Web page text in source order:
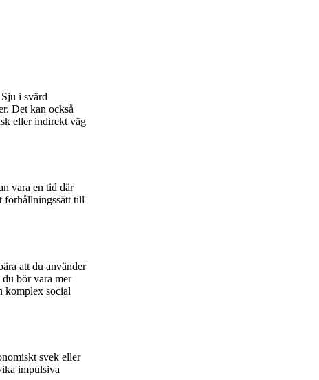
i svärd
Det kan också
eller indirekt väg
vara en tid där
förhållningssätt till
att du använder
bör vara mer
komplex social
svek eller
impulsiva